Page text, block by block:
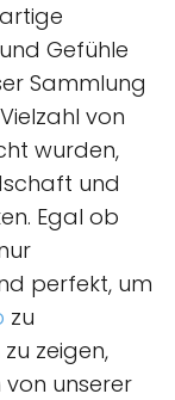
Gefühle
Sammlung
von
wurden,
und
Egal ob
perfekt, um
zu
zeigen,
von unserer